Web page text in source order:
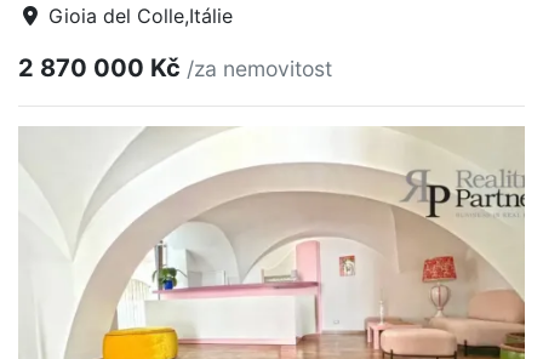
Gioia del Colle,Itálie
2 870 000 Kč /za nemovitost